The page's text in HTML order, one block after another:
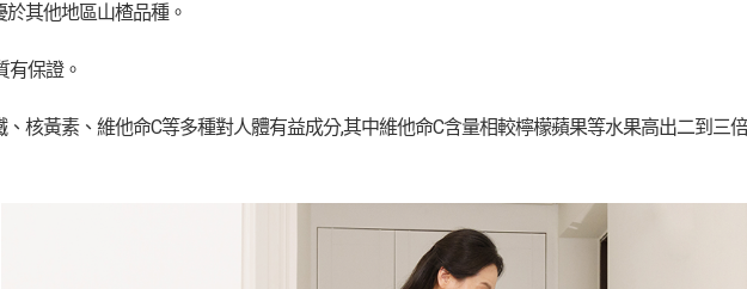
其他地區山楂品種。
有保證。
核黃素、維他命C等多種對人體有益成分,其中維他命C含量相較檸檬蘋果等水果高出二到三